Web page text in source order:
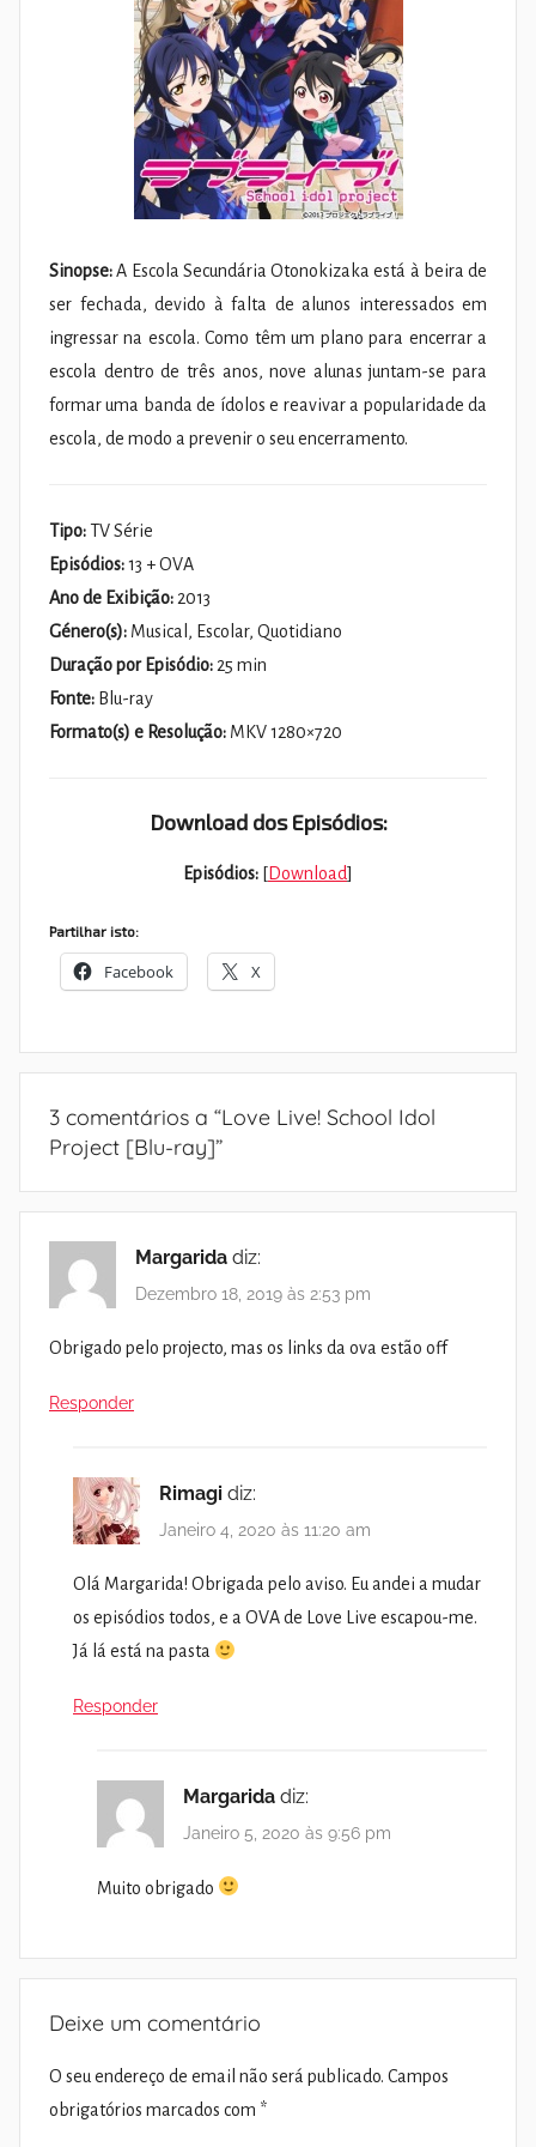
Sinopse:A Escola Secundária Otonokizaka está à beira de
ser fechada, devido à falta de alunos interessados em
ingressar na escola. Como têm um plano para encerrar a
escola dentro de três anos, nove alunas juntam-se para
formar uma banda de ídolos e reavivar a popularidade da
escola, de modo a prevenir o seu encerramento.
Tipo:TV Série
Episódios:13 + OVA
Ano de Exibição: 2013
Género(s): Musical, Escolar, Quotidiano
Duração por Episódio: 25 min
Fonte: Blu-ray
Formato(s) e Resolução: MKV 1280×720
Download dos Episódios:
Episódios: [Download]
Partilhar isto:
Facebook X
3 comentários a “Love Live! School Idol
Project [Blu-ray]”
Margarida diz:
Dezembro 18, 2019 às 2:53 pm
Obrigado pelo projecto, mas os links da ova estão off
Responder
Rimagi diz:
Janeiro 4, 2020 às 11:20 am
Olá Margarida! Obrigada pelo aviso. Eu andei a mudar
os episódios todos, e a OVA de Love Live escapou-me.
Já lá está na pasta
Responder
Margarida diz:
Janeiro 5, 2020 às 9:56 pm
Muito obrigado
Deixe um comentário
O seu endereço de email não será publicado. Campos
obrigatórios marcados com *